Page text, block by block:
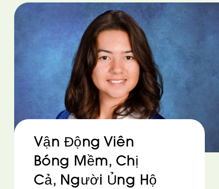
Vận Động Viên
Bóng Mềm, Chị
Cả, Người Ủng Hộ